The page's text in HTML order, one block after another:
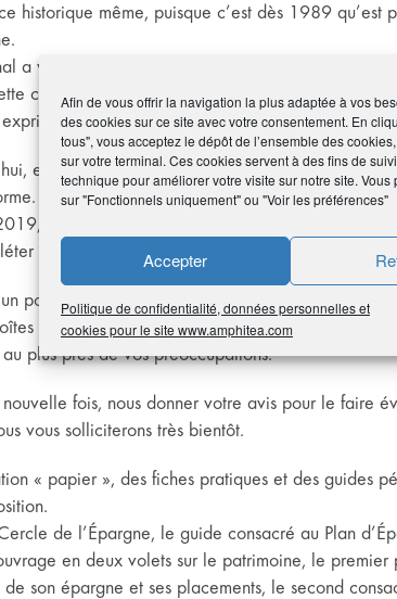
Afin de vous offrir la navigation la plus adaptée à vos
des cookies sur ce site avec votre consentement. En
tous", vous acceptez le dépôt de l’ensemble des
sur votre terminal. Ces cookies servent à des fins de
technique pour améliorer votre visite sur notre site.
sur "Fonctionnels uniquement" ou "Voir les préférences"
Accepter
Politique de confidentialité, données personnelles et
cookies pour le site www.amphitea.com
historique même, puisque c’est dès 1989 qu’est
a vite été rejoint par d’autres publications : lettres
communication « papier » a évolué
notamment, dans des études de lectorat
elle n’est plus le seul vecteur de
les supports dits « numériques », et plus
la panoplie d’outils à notre disposition.
point fort dans notre manière de communiquer
aux lettres, mais aussi mis à disposition sur
plus près de vos préoccupations.
fois, nous donner votre avis pour le faire
vous solliciterons très bientôt.
« papier », des fiches pratiques et des guides
de l’Épargne, le guide consacré au Plan
en deux volets sur le patrimoine, le premier
son épargne et ses placements, le second